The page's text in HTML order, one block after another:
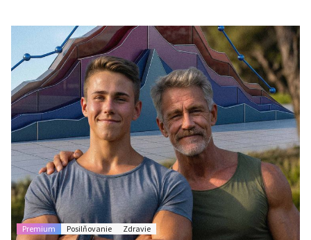
Premium Posilňovanie Zdravie